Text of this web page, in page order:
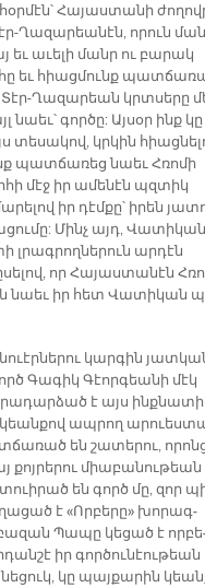
Հա­յաս­տա­նի
Ղա­զա­րեա­նէն, ո­րուն
եւ ա­ւե­լի մանր ու բա­րակ
եւ հիաց­մունք
Ղա­զա­րեան կրտսե­րը
նաեւ՝ գոր­ծը: Այ­սօր ինք կը
կրկին
պատ­ճա­ռեց նաեւ Հռո­մի
մէջ իր ա­մե­նէն պզտիկ
իր դէմ­քը՝ ի­րեն
Մինչ այդ,
լրագ­րող­նե­րուն ար­դէն
որ Հա­յաս­տա­նէն
նաեւ իր հետ Վա­տի­կան
կար­գին
Գա­գիկ Գէոր­գեա­նի մէկ
է այս
կեան­քով ապ­րող
են շա­տե­րու,
քոյ­րե­րու միա­բա­նու­թեան
են գործ մը, զոր
է «Որ­բե­րը» խո­րագ­
Պա­պը կե­ցած է
իր գոր­ծու­նէու­թեան
նե­ցուկ, կը պայ­քա­րին